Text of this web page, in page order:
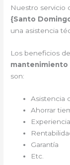
Nuestro servicio
{Santo
una asistencia
Los beneficios
mantenimiento
son:
Asistencia
Ahorrar
Experiencia
Garantía
Etc.